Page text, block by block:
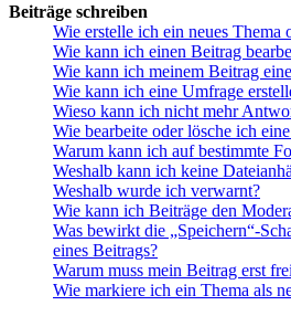
Beiträge schreiben
Wie erstelle ich ein neues Thema
Wie kann ich einen Beitrag
Wie kann ich meinem Beitrag
Wie kann ich eine Umfrage
Wieso kann ich nicht mehr
Wie bearbeite oder lösche ich
Warum kann ich auf bestimmte
Weshalb kann ich keine
Weshalb wurde ich verwarnt?
Wie kann ich Beiträge den
Was bewirkt die „Speichern“-
eines Beitrags?
Warum muss mein Beitrag erst
Wie markiere ich ein Thema als